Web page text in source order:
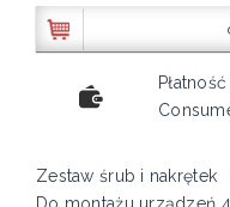
Zestaw śrub i nakrętek